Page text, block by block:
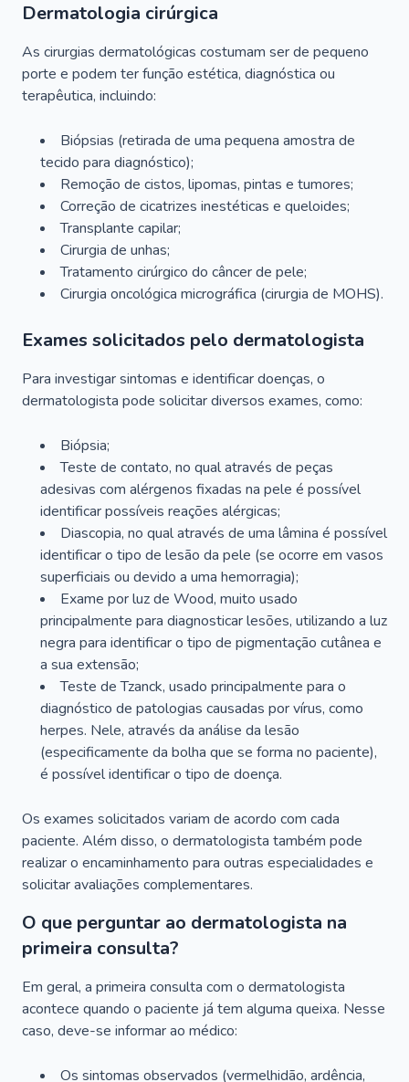
Dermatologia cirúrgica
As cirurgias dermatológicas costumam ser de pequeno
porte e podem ter função estética, diagnóstica ou
terapêutica, incluindo:
Biópsias (retirada de uma pequena amostra de
tecido para diagnóstico);
Remoção de cistos, lipomas, pintas e tumores;
Correção de cicatrizes inestéticas e queloides;
Transplante capilar;
Cirurgia de unhas;
Tratamento cirúrgico do câncer de pele;
Cirurgia oncológica micrográfica (cirurgia de MOHS).
Exames solicitados pelo dermatologista
Para investigar sintomas e identificar doenças, o
dermatologista pode solicitar diversos exames, como:
Biópsia;
Teste de contato, no qual através de peças
adesivas com alérgenos fixadas na pele é possível
identificar possíveis reações alérgicas;
Diascopia, no qual através de uma lâmina é possível
identificar o tipo de lesão da pele (se ocorre em vasos
superficiais ou devido a uma hemorragia);
Exame por luz de Wood, muito usado
principalmente para diagnosticar lesões, utilizando a luz
negra para identificar o tipo de pigmentação cutânea e
a sua extensão;
Teste de Tzanck, usado principalmente para o
diagnóstico de patologias causadas por vírus, como
herpes. Nele, através da análise da lesão
(especificamente da bolha que se forma no paciente),
é possível identificar o tipo de doença.
Os exames solicitados variam de acordo com cada
paciente. Além disso, o dermatologista também pode
realizar o encaminhamento para outras especialidades e
solicitar avaliações complementares.
O que perguntar ao dermatologista na
primeira consulta?
Em geral, a primeira consulta com o dermatologista
acontece quando o paciente já tem alguma queixa. Nesse
caso, deve-se informar ao médico:
Os sintomas observados (vermelhidão, ardência,